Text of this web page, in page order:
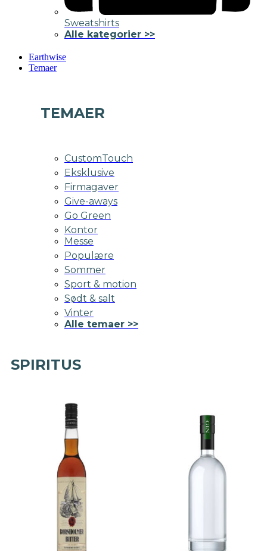
Sweatshirts
Alle kategorier >>
Earthwise
Temaer
TEMAER
CustomTouch
Eksklusive
Firmagaver
Give-aways
Go Green
Kontor
Messe
Populære
Sommer
Sport & motion
Sødt & salt
Vinter
Alle temaer >>
SPIRITUS